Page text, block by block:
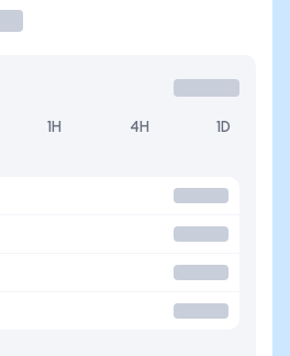
1H 4H 1D